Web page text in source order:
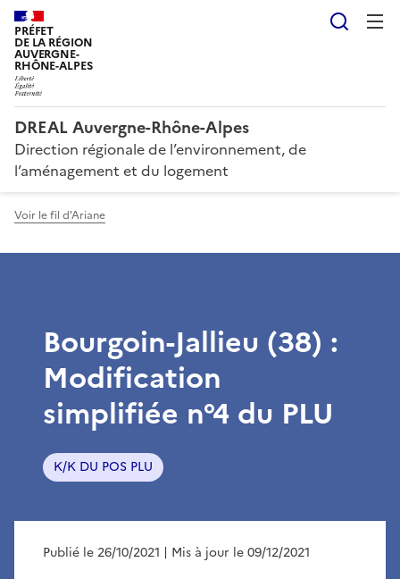
PRÉFET
DE LA RÉGION
AUVERGNE-
RHÔNE-ALPES
DREAL Auvergne-Rhône-Alpes
Direction régionale de l’environnement, de
l’aménagement et du logement
Voir le fil d'Ariane
Bourgoin-Jallieu (38) :
Modification
simplifiée n°4 du PLU
K/K DU POS PLU
Publié le 26/10/2021 | Mis à jour le 09/12/2021